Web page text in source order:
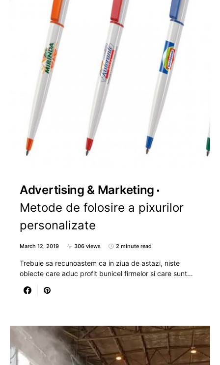
Advertising & Marketing
Metode de folosire a pixurilor
personalizate
March 12, 2019 306 views 2 minute read
Trebuie sa recunoastem ca in ziua de astazi, niste
obiecte care aduc profit bunicel firmelor si care sunt…